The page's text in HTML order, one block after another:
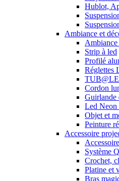
Hublot,
Ambiance et
Ambiance
Strip à led
Profilé
Réglettes
Cordon
Guirlande
Led Neon
Objet et
Peinture
Accessoire
Système
Crochet,
Platine et
Bras